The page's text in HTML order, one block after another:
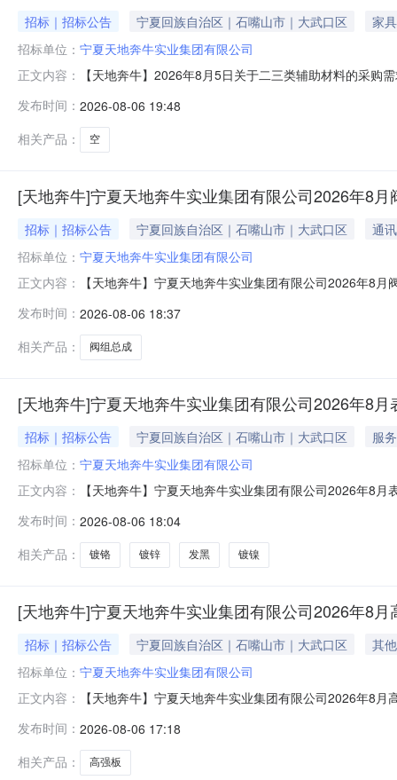
招标｜招标公告 宁夏回族自治区｜石嘴山市｜大武口区
家
招标单位： 宁夏天地奔牛实业集团有限公司
正文内容：
【天地奔牛】2026年8月5日关于二三类辅助材料的采
兑支付。货到验收合格、出卖人全额发票挂账后，按照
处理）供货期：合同签订后10-
发布时间： 2026-08-06 19:48
相关产品：
空
[天地奔牛]宁夏天地奔牛实业集团有限公司2026年8
招标｜招标公告 宁夏回族自治区｜石嘴山市｜大武口区
通
招标单位： 宁夏天地奔牛实业集团有限公司
正文内容：
【天地奔牛】宁夏天地奔牛实业集团有限公司2026年8
纸最终确认；物料编码：RP090610002013；已搭在科
发布时间： 2026-08-06 18:37
相关产品：
阀组总成
[天地奔牛]宁夏天地奔牛实业集团有限公司2026年8
招标｜招标公告 宁夏回族自治区｜石嘴山市｜大武口区
服
招标单位： 宁夏天地奔牛实业集团有限公司
正文内容：
【天地奔牛】宁夏天地奔牛实业集团有限公司2026年8
交货期1镀锌技术要求详见附表元/公斤1按通知发货2镀
作附件上传二、供
发布时间： 2026-08-06 18:04
相关产品：
镀铬 镀锌 发黑 镀镍
[天地奔牛]宁夏天地奔牛实业集团有限公司2026年8
招标｜招标公告 宁夏回族自治区｜石嘴山市｜大武口区
其他
招标单位： 宁夏天地奔牛实业集团有限公司
正文内容：
【天地奔牛】宁夏天地奔牛实业集团有限公司2026年8
t25*2500*10600Q690D36.42026年9月25日前2高强板
资
发布时间： 2026-08-06 17:18
相关产品：
高强板